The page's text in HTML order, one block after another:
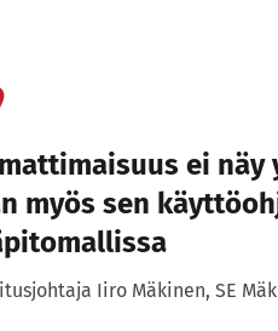
ei
myös sen
Iiro Mäkinen, SE